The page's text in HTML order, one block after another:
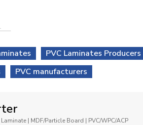
PVC Laminates Producers
PVC manufacturers
| MDF/Particle Board | PVC/WPC/ACP